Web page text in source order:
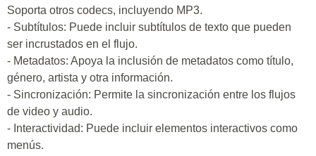
Soporta otros codecs, incluyendo MP3.
- Subtítulos: Puede incluir subtítulos de texto que pueden
ser incrustados en el flujo.
- Metadatos: Apoya la inclusión de metadatos como título,
género, artista y otra información.
- Sincronización: Permite la sincronización entre los flujos
de video y audio.
- Interactividad: Puede incluir elementos interactivos como
menús.